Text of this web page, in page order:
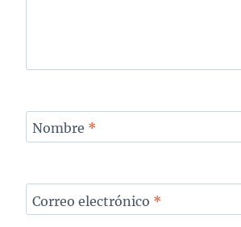
Nombre *
Correo electrónico *